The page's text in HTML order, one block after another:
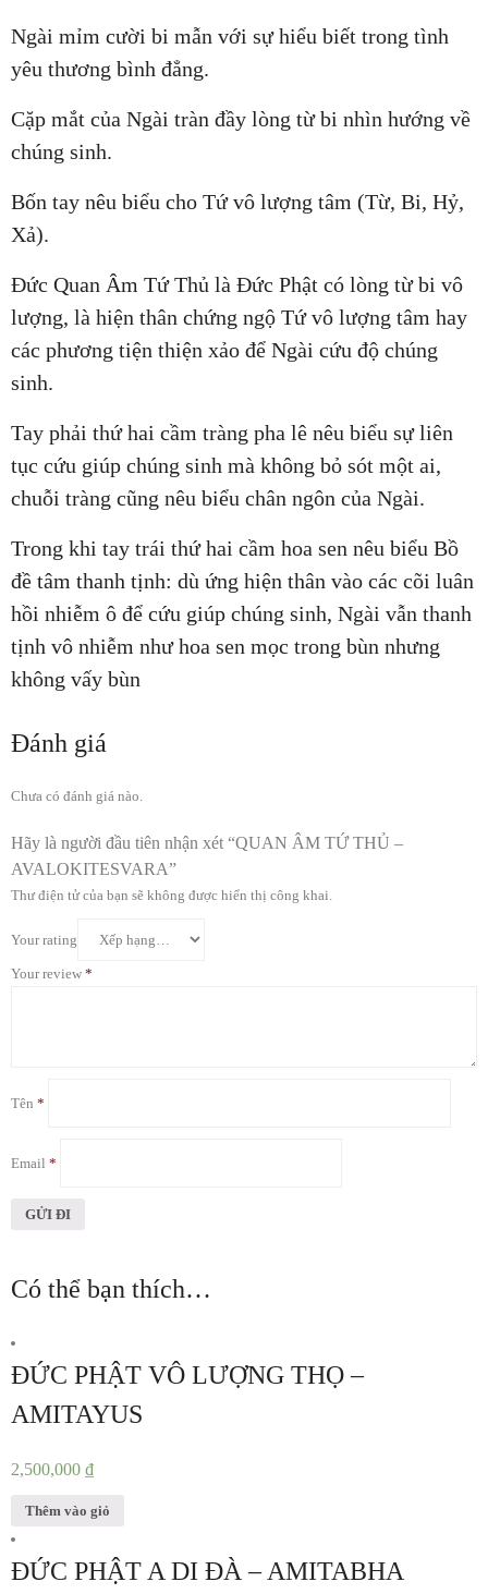
Ngài mỉm cười bi mẫn với sự hiểu biết trong tình
yêu thương bình đẳng.
Cặp mắt của Ngài tràn đầy lòng từ bi nhìn hướng về
chúng sinh.
Bốn tay nêu biểu cho Tứ vô lượng tâm (Từ, Bi, Hỷ,
Xả).
Đức Quan Âm Tứ Thủ là Đức Phật có lòng từ bi vô
lượng, là hiện thân chứng ngộ Tứ vô lượng tâm hay
các phương tiện thiện xảo để Ngài cứu độ chúng
sinh.
Tay phải thứ hai cầm tràng pha lê nêu biểu sự liên
tục cứu giúp chúng sinh mà không bỏ sót một ai,
chuỗi tràng cũng nêu biểu chân ngôn của Ngài.
Trong khi tay trái thứ hai cầm hoa sen nêu biểu Bồ
đề tâm thanh tịnh: dù ứng hiện thân vào các cõi luân
hồi nhiễm ô để cứu giúp chúng sinh, Ngài vẫn thanh
tịnh vô nhiễm như hoa sen mọc trong bùn nhưng
không vấy bùn
Đánh giá
Chưa có đánh giá nào.
Hãy là người đầu tiên nhận xét “QUAN ÂM TỨ THỦ –
AVALOKITESVARA”
Thư điện tử của bạn sẽ không được hiển thị công khai.
Your rating
Your review *
Tên *
Email *
Có thể bạn thích…
ĐỨC PHẬT VÔ LƯỢNG THỌ –
AMITAYUS
2,500,000 ₫
Thêm vào giỏ
ĐỨC PHẬT A DI ĐÀ – AMITABHA